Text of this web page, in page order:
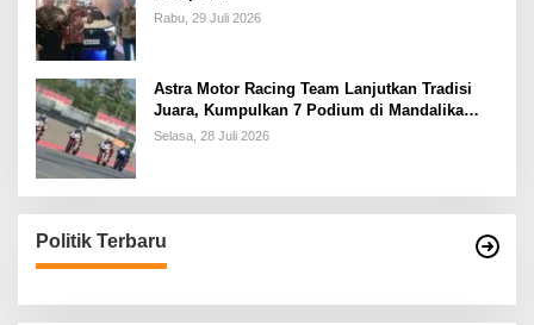
Rabu, 29 Juli 2026
Astra Motor Racing Team Lanjutkan Tradisi
Juara, Kumpulkan 7 Podium di Mandalika
Racing Series Putaran ke 3
Selasa, 28 Juli 2026
Politik Terbaru